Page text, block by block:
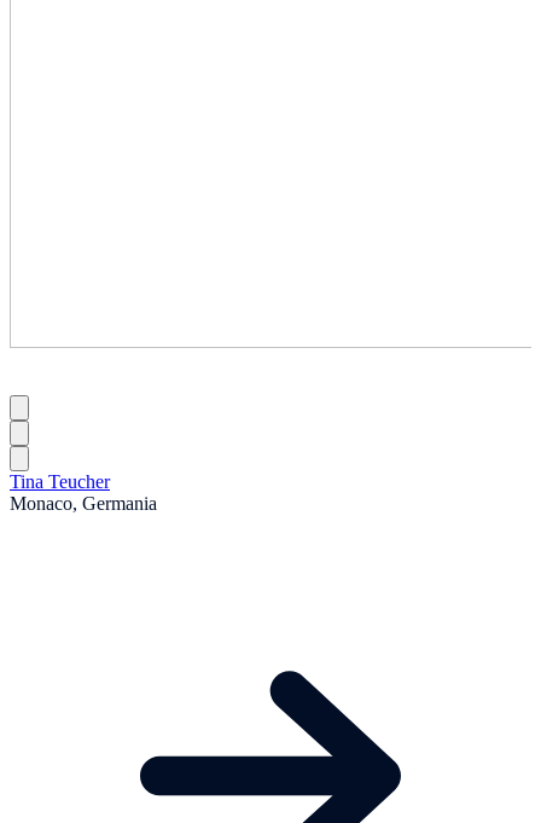
Tina Teucher
Monaco, Germania